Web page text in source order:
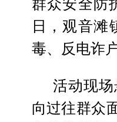
群众安全防
日，观音滩
毒、反电诈
活动现
向过往群众